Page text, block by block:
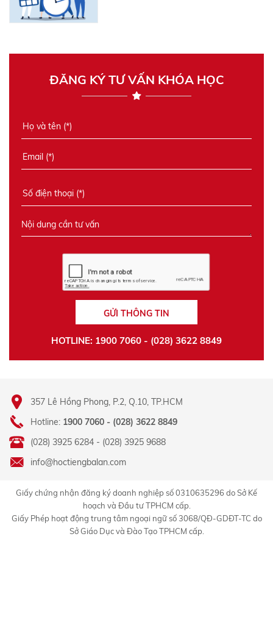
ĐĂNG KÝ TƯ VẤN KHÓA HỌC
GỬI THÔNG TIN
HOTLINE: 1900 7060 - (028) 3622 8849
357 Lê Hồng Phong, P.2, Q.10, TP.HCM
Hotline: 1900 7060 - (028) 3622 8849
(028) 3925 6284 - (028) 3925 9688
info@hoctiengbalan.com
Giấy chứng nhận đăng ký doanh nghiệp số 0310635296 do Sở Kế
hoạch và Đầu tư TPHCM cấp.
Giấy Phép hoạt động trung tâm ngoại ngữ số 3068/QĐ-GDĐT-TC do
Sở Giáo Dục và Đào Tạo TPHCM cấp.